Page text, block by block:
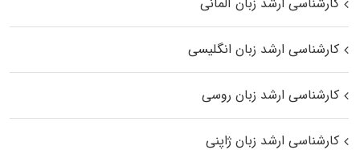
کارشناسی ارشد زبان انگلیسی
کارشناسی ارشد زبان روسی
کارشناسی ارشد زبان ژاپنی